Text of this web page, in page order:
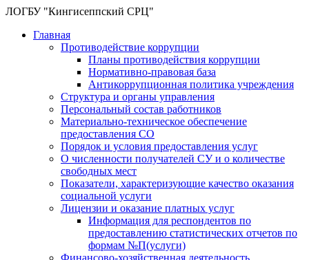
ЛОГБУ "Кингисеппский СРЦ"
Главная
Противодействие коррупции
Планы противодействия коррупции
Нормативно-правовая база
Антикоррупционная политика учреждения
Структура и органы управления
Персональный состав работников
Материально-техническое обеспечение
предоставления СО
Порядок и условия предоставления услуг
О численности получателей СУ и о количестве
свободных мест
Показатели, характеризующие качество оказания
социальной услуги
Лицензии и оказание платных услуг
Информация для респондентов по
предоставлению статистических отчетов по
формам №П(услуги)
Финансово-хозяйственная деятельность